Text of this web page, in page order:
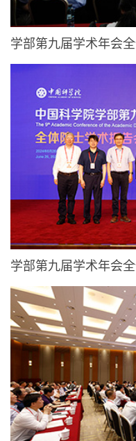
学部第九届学术年会
学部第九届学术年会